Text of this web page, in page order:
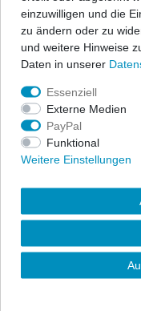
- Material:100%
einzuwilligen und die
zu ändern oder zu
und weitere Hinweise
Daten in unserer
Essenziell
Externe Medien
PayPal
Funktional
Weitere Einstellungen